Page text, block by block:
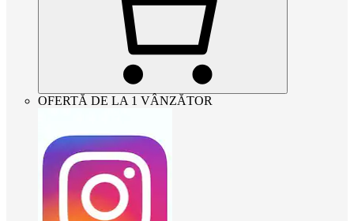
OFERTĂ DE LA 1 VÂNZĂTOR